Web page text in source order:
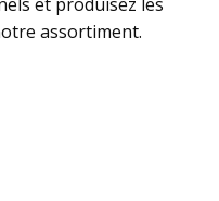
assortiment.